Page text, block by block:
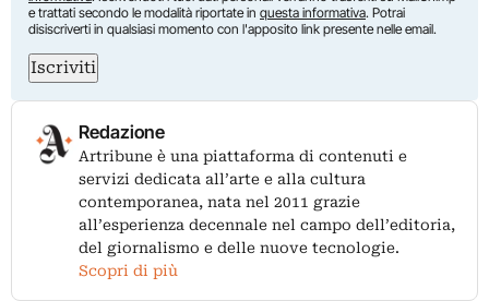
e trattati secondo le modalità riportate in questa informativa. Potrai
disiscriverti in qualsiasi momento con l'apposito link presente nelle email.
Iscriviti
Redazione
Artribune è una piattaforma di contenuti e
servizi dedicata all’arte e alla cultura
contemporanea, nata nel 2011 grazie
all’esperienza decennale nel campo dell’editoria,
del giornalismo e delle nuove tecnologie.
Scopri di più